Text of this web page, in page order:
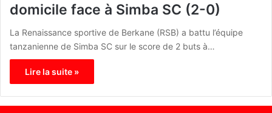
domicile face à Simba SC (2-0)
La Renaissance sportive de Berkane (RSB) a battu l’équipe
tanzanienne de Simba SC sur le score de 2 buts à…
Lire la suite »